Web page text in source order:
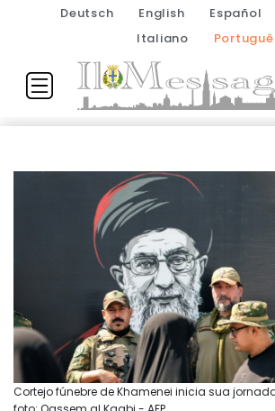
Deutsch English Español
Italiano
Cortejo fúnebre de Khamenei inicia sua